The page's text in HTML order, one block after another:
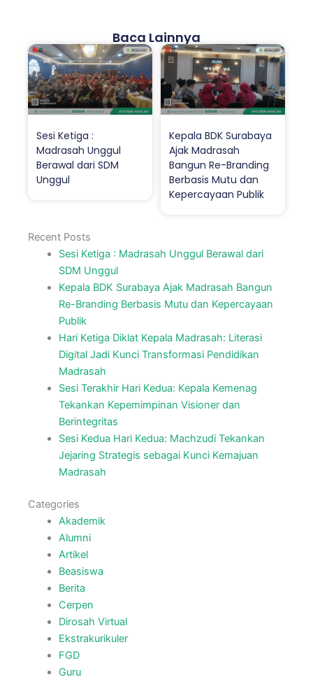
Baca Lainnya
Sesi Ketiga :
Madrasah Unggul
Berawal dari SDM
Unggul
Kepala BDK Surabaya
Ajak Madrasah
Bangun Re-Branding
Berbasis Mutu dan
Kepercayaan Publik
Recent Posts
Sesi Ketiga : Madrasah Unggul Berawal dari
SDM Unggul
Kepala BDK Surabaya Ajak Madrasah Bangun
Re-Branding Berbasis Mutu dan Kepercayaan
Publik
Hari Ketiga Diklat Kepala Madrasah: Literasi
Digital Jadi Kunci Transformasi Pendidikan
Madrasah
Sesi Terakhir Hari Kedua: Kepala Kemenag
Tekankan Kepemimpinan Visioner dan
Berintegritas
Sesi Kedua Hari Kedua: Machzudi Tekankan
Jejaring Strategis sebagai Kunci Kemajuan
Madrasah
Categories
Akademik
Alumni
Artikel
Beasiswa
Berita
Cerpen
Dirosah Virtual
Ekstrakurikuler
FGD
Guru